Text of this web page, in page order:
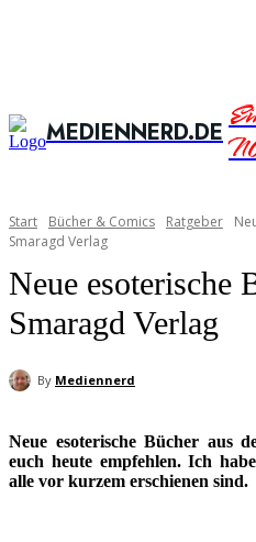
MEDIENNERD.DE
Start Bücher & Comics Ratgeber
Smaragd Verlag
Neue esoterische
Smaragd Verlag
By Mediennerd
Neue esoterische Bücher aus
euch heute empfehlen. Ich
alle vor kurzem erschienen sind.